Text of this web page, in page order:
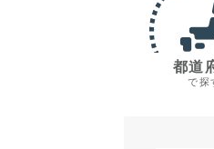
都道
で探